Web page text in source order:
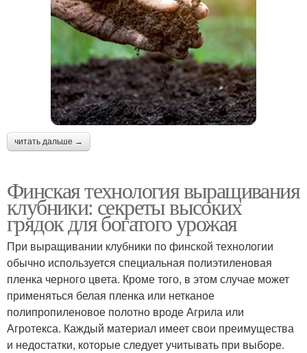
читать дальше →
Финская технология выращивания
клубники: секреты высоких
грядок для богатого урожая
При выращивании клубники по финской технологии
обычно используется специальная полиэтиленовая
пленка черного цвета. Кроме того, в этом случае может
применяться белая пленка или нетканое
полипропиленовое полотно вроде Агрила или
Агротекса. Каждый материал имеет свои преимущества
и недостатки, которые следует учитывать при выборе.